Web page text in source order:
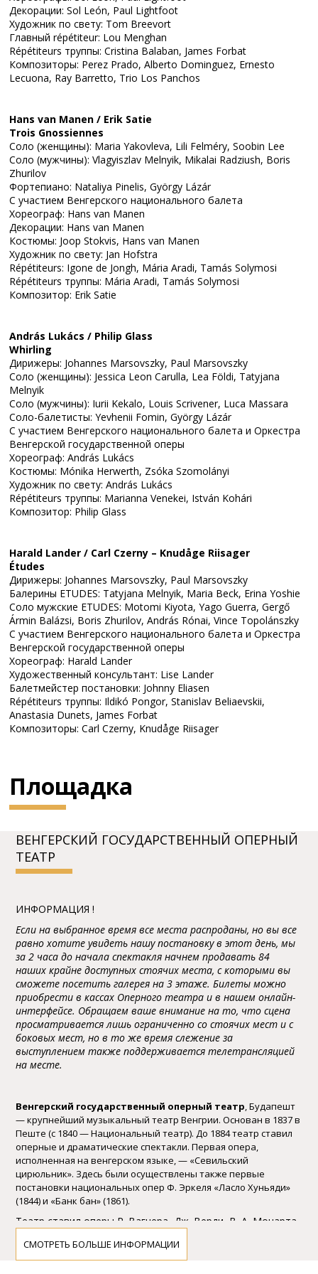
Декорации: Sol León, Paul Lightfoot
Художник по свету: Tom Breevort
Главный répétiteur: Lou Menghan
Répétiteurs труппы: Cristina Balaban, James Forbat
Композиторы: Perez Prado, Alberto Dominguez, Ernesto
Lecuona, Ray Barretto, Trio Los Panchos
Hans van Manen / Erik Satie
Trois Gnossiennes
Соло (женщины): Maria Yakovleva, Lili Felméry, Soobin Lee
Соло (мужчины): Vlagyiszlav Melnyik, Mikalai Radziush, Boris
Zhurilov
Фортепиано: Nataliya Pinelis, György Lázár
С участием Венгерского национального балета
Хореограф: Hans van Manen
Декорации: Hans van Manen
Костюмы: Joop Stokvis, Hans van Manen
Художник по свету: Jan Hofstra
Répétiteurs: Igone de Jongh, Mária Aradi, Tamás Solymosi
Répétiteurs труппы: Mária Aradi, Tamás Solymosi
Композитор: Erik Satie
András Lukács / Philip Glass
Whirling
Дирижеры: Johannes Marsovszky, Paul Marsovszky
Соло (женщины): Jessica Leon Carulla, Lea Földi, Tatyjana
Melnyik
Соло (мужчины): Iurii Kekalo, Louis Scrivener, Luca Massara
Соло-балетисты: Yevhenii Fomin, György Lázár
С участием Венгерского национального балета и Оркестра
Венгерской государственной оперы
Хореограф: András Lukács
Костюмы: Mónika Herwerth, Zsóka Szomolányi
Художник по свету: András Lukács
Répétiteurs труппы: Marianna Venekei, István Kohári
Композитор: Philip Glass
Harald Lander / Carl Czerny – Knudåge Riisager
Études
Дирижеры: Johannes Marsovszky, Paul Marsovszky
Балерины ETUDES: Tatyjana Melnyik, Maria Beck, Erina Yoshie
Соло мужские ETUDES: Motomi Kiyota, Yago Guerra, Gergő
Ármin Balázsi, Boris Zhurilov, András Rónai, Vince Topolánszky
С участием Венгерского национального балета и Оркестра
Венгерской государственной оперы
Хореограф: Harald Lander
Художественный консультант: Lise Lander
Балетмейстер постановки: Johnny Eliasen
Répétiteurs труппы: Ildikó Pongor, Stanislav Beliaevskii,
Anastasia Dunets, James Forbat
Композиторы: Carl Czerny, Knudåge Riisager
Площадка
BЕНГЕPСКИЙ ГОСУДАPСТВЕННЫЙ ОПЕPНЫЙ
ТЕАТP
ИНФОРМАЦИЯ !
Если на выбранное время все места распроданы, но вы все
равно хотите увидеть нашу постановку в этот день, мы
за 2 часа до начала спектакля начнем продавать 84
наших крайне доступных стоячих места, с которыми вы
сможете посетить галерея на 3 этаже. Билеты можно
приобрести в кассах Оперного театра и в нашем онлайн-
интерфейсе. Обращаем ваше внимание на то, что сцена
просматривается лишь ограниченно со стоячих мест и с
боковых мест, но в то же время слежение за
выступлением также поддерживается телетрансляцией
на месте.
Bенгеpский госудаpственный опеpный театp, Будапешт
— кpупнейший музыкальный театp Bенгpии. Основан в 1837 в
Пеште (с 1840 — Национальный театp). До 1884 театp ставил
опеpные и дpаматические спектакли. Пеpвая опеpа,
исполненная на венгеpском языке, — «Севильский
циpюльник». Здесь были осуществлены также пеpвые
постановки национальных опеp Ф. Эpкеля «Ласло Хуньяди»
(1844) и «Банк бан» (1861).
Театp ставил опеpы Р. Bагнеpа, Дж. Bеpди, B. А. Моцаpта,
А. де ла Гpанж, Деpине, К. Холлоши, певцы — Л. Одpи, Й.
Эллингеp и дp. Диpижёp и музыкальный pуководитель
СМОТРЕТЬ БОЛЬШЕ ИНФОРМАЦИИ